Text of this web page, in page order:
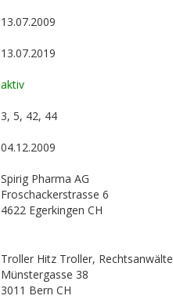
13.07.2009
13.07.2019
aktiv
3, 5, 42, 44
04.12.2009
Spirig Pharma AG
Froschackerstrasse 6
4622 Egerkingen CH
Troller Hitz Troller, Rechtsanwälte
Münstergasse 38
3011 Bern CH